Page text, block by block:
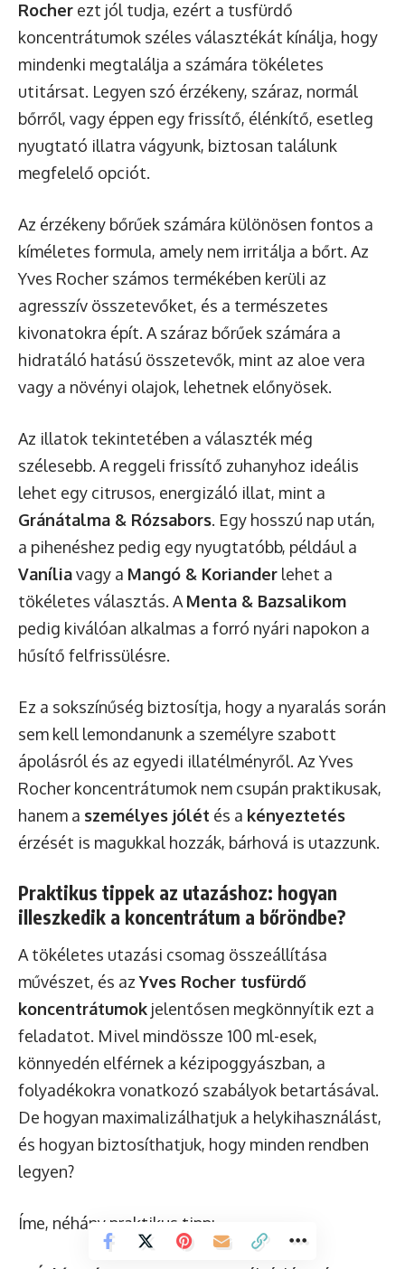
Rocher ezt jól tudja, ezért a tusfürdő
koncentrátumok széles választékát kínálja, hogy
mindenki megtalálja a számára tökéletes
utitársat. Legyen szó érzékeny, száraz, normál
bőrről, vagy éppen egy frissítő, élénkítő, esetleg
nyugtató illatra vágyunk, biztosan találunk
megfelelő opciót.
Az érzékeny bőrűek számára különösen fontos a
kíméletes formula, amely nem irritálja a bőrt. Az
Yves Rocher számos termékében kerüli az
agresszív összetevőket, és a természetes
kivonatokra épít. A száraz bőrűek számára a
hidratáló hatású összetevők, mint az aloe vera
vagy a növényi olajok, lehetnek előnyösek.
Az illatok tekintetében a választék még
szélesebb. A reggeli frissítő zuhanyhoz ideális
lehet egy citrusos, energizáló illat, mint a
Gránátalma & Rózsabors. Egy hosszú nap után,
a pihenéshez pedig egy nyugtatóbb, például a
Vaníliavagy a Mangó & Koriander lehet a
tökéletes választás. A Menta & Bazsalikom
pedig kiválóan alkalmas a forró nyári napokon a
hűsítő felfrissülésre.
Ez a sokszínűség biztosítja, hogy a nyaralás során
sem kell lemondanunk a személyre szabott
ápolásról és az egyedi illatélményről. Az Yves
Rocher koncentrátumok nem csupán praktikusak,
hanem a személyes jólét és a kényeztetés
érzését is magukkal hozzák, bárhová is utazzunk.
Praktikus tippek az utazáshoz: hogyan
illeszkedik a koncentrátum a bőröndbe?
A tökéletes utazási csomag összeállítása
művészet, és azYves Rocher tusfürdő
koncentrátumok jelentősen megkönnyítik ezt a
feladatot. Mivel mindössze 100 ml-esek,
könnyedén elférnek a kézipoggyászban, a
folyadékokra vonatkozó szabályok betartásával.
De hogyan maximalizálhatjuk a helykihasználást,
és hogyan biztosíthatjuk, hogy minden rendben
legyen?
Íme, néhány praktikus tipp: